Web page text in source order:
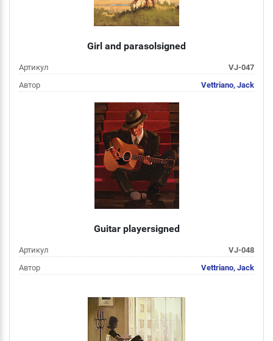
Girl and parasolsigned
Артикул
VJ-047
Автор
Vettriano, Jack
Подробнее
Guitar playersigned
Артикул
VJ-048
Автор
Vettriano, Jack
Подробнее